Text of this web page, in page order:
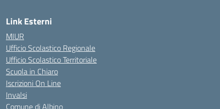
Link Esterni
MIUR
Ufficio Scolastico Regionale
Ufficio Scolastico Territoriale
Scuola in Chiaro
Iscrizioni On Line
Invalsi
Comune di Albino